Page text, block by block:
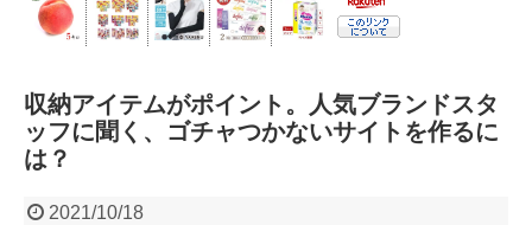
収納アイテムがポイント。人気ブランドスタ
ッフに聞く、ゴチャつかないサイトを作るに
は？
2021/10/18